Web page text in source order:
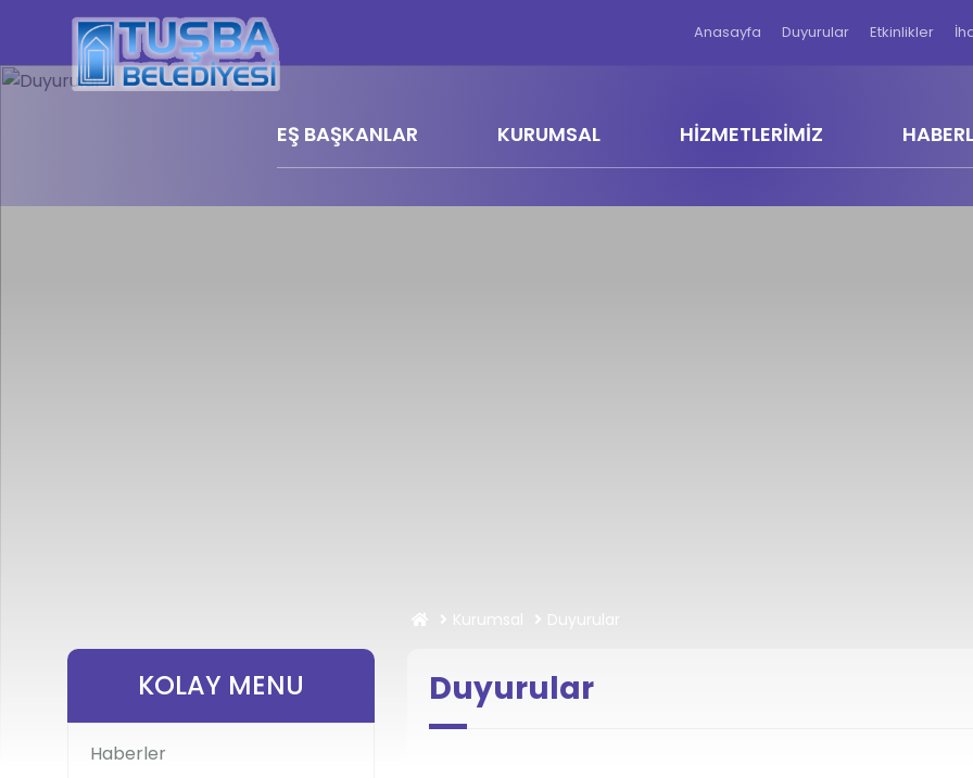
Anasayfa Duyurular Etkinlikler
EŞ BAŞKANLAR KURUMSAL HİZMETLERİMİZ
Kurumsal Duyurular
KOLAY MENU
Haberler
Duyurular